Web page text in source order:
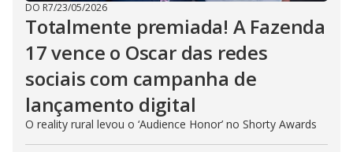
DO R7/23/05/2026
Totalmente premiada! A Fazenda
17 vence o Oscar das redes
sociais com campanha de
lançamento digital
O reality rural levou o ‘Audience Honor’ no Shorty Awards